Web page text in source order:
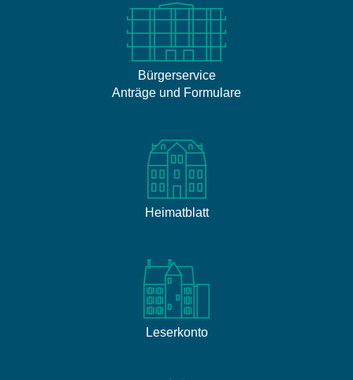
Bürgerservice
Anträge und Formulare
Heimatblatt
Leserkonto